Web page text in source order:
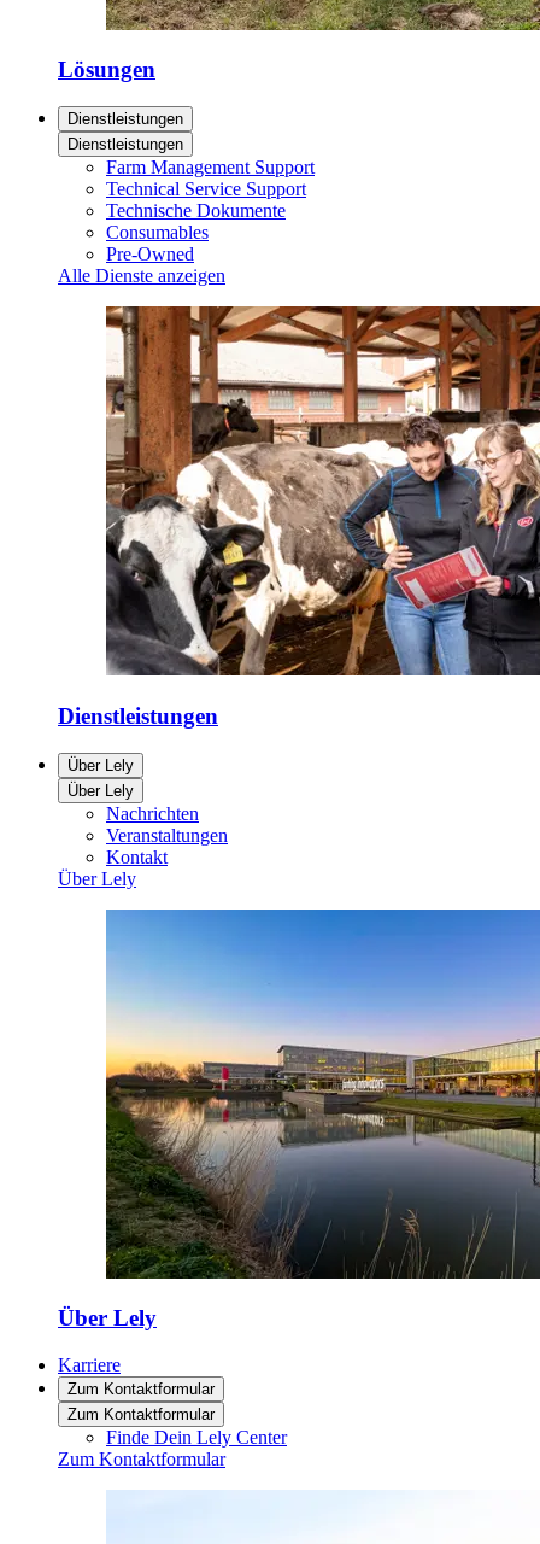
Lösungen
Dienstleistungen
Dienstleistungen
Farm Management Support
Technical Service Support
Technische Dokumente
Consumables
Pre-Owned
Alle Dienste anzeigen
Dienstleistungen
Über Lely
Über Lely
Nachrichten
Veranstaltungen
Kontakt
Über Lely
Über Lely
Karriere
Zum Kontaktformular
Zum Kontaktformular
Finde Dein Lely Center
Zum Kontaktformular